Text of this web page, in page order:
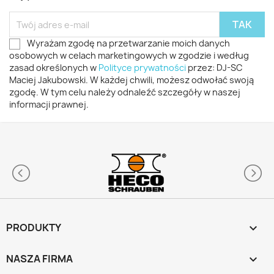
Wyrażam zgodę na przetwarzanie moich danych
osobowych w celach marketingowych w zgodzie i według
zasad określonych w Polityce prywatności przez: DJ-SC
Maciej Jakubowski. W każdej chwili, możesz odwołać swoją
zgodę. W tym celu należy odnaleźć szczegóły w naszej
informacji prawnej.
PRODUKTY 
NASZA FIRMA 